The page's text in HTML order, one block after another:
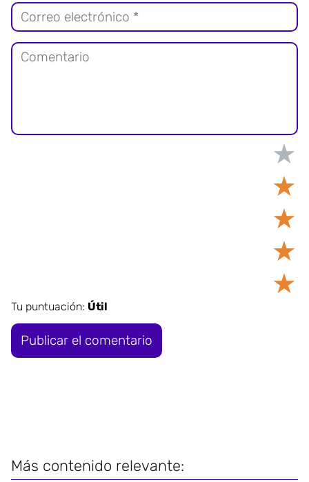
★
★
★
★
★
Tu puntuación: Útil
Más contenido relevante: